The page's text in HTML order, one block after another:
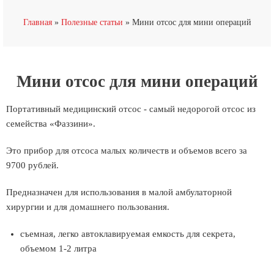
Главная Полезные статьи Мини отсос для мини операций
Мини отсос для мини операций
Портативный медицинский отсос - самый недорогой отсос из
семейства «Фаззини».
Это прибор для отсоса малых количеств и объемов всего за
9700 рублей.
Предназначен для использования в малой амбулаторной
хирургии и для домашнего пользования.
съемная, легко автоклавируемая емкость для секрета,
объемом 1-2 литра